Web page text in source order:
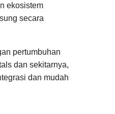
ekosistem
secara
pertumbuhan
dan sekitarnya,
dan mudah